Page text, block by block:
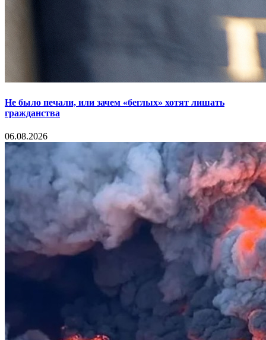
Не было печали, или зачем «беглых» хотят лишать
гражданства
06.08.2026